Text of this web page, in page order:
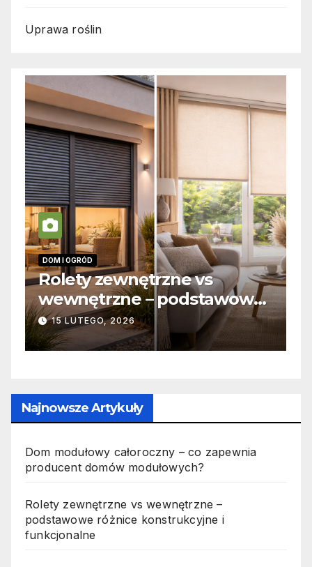
Uprawa roślin
DOM I OGRÓD
Rolety zewnętrzne vs
wewnętrzne – podstawowe
różnice konstrukcyjne i
funkcjonalne
15 LUTEGO, 2026
Najnowsze Artykuły
Dom modułowy całoroczny – co zapewnia
producent domów modułowych?
Rolety zewnętrzne vs wewnętrzne –
podstawowe różnice konstrukcyjne i
funkcjonalne